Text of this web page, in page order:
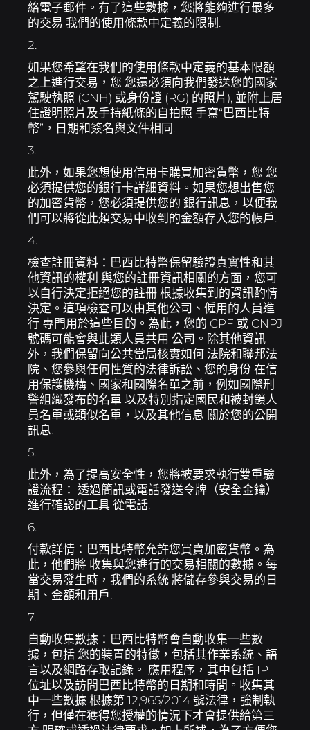
絡電子郵件。有了這些數據，您將能夠進行最多
的交易 我們的使用條款中定義的限制.
2.
如果您希望在我們的使用條款中定義的基本限額
之上進行交易，您 您還必須向我們發送您的國家
駕駛執照 (CNH) 或身份證 (RG) 的照片), 並附上居
住證明照片及手持紙條的自拍照 手寫“巴西比特
幣”，日期和簽名與文件相同.
3.
此外，如果您想使用信用卡購買加密貨幣，您 您
必須提供您的銀行卡詳細資料。如果您想出售您
的加密貨幣，您必須提供您的 銀行訊息，以便我
們可以將從此類交易中收到的金額存入您的帳戶.
4.
檢查註冊資料：巴西比特幣保留驗證真實性和其
他資訊的權利 與您的註冊資訊相關的方面，您可
以自行決定拒絕您的註冊 根據收集到的資訊酌情
決定。這項檢查可以由其他公司、僱用的人員進
行 專門用於這些目的。為此，您的 CPF 或 CNPJ
號碼可能會與此類人員共用 公司。除其他資訊
外，我們保留向公共當局核實如何 法院和聯邦法
院、您參與任何性質的法律訴訟、您的身份 在信
用保護機構、國家和國際名單之前，例如國際刑
警組織發布的名單 以及特別指定國民和被封鎖人
員名單或類似名單，以及其他信息 關於您的公開
訊息.
5.
此外，為了提高安全性，您將被要求執行雙重驗
證流程： 透過簡訊或電話發送令牌（安全金鑰）
進行確認的工具 從電話.
6.
付款詳情：巴西比特幣允許您買賣加密貨幣。為
此，他們將 收集與您進行的交易相關的數據。每
當交易發生時，我們的系統 將儲存參與交易的日
期、金額和用戶.
7.
自動收集數據：巴西比特幣會自動收集一些數
據，包括 您的裝置的特徵，包括其作業系統、語
言以及網路存取記錄。 應用程序，其中包括 IP
位址以及訪問巴西比特幣的日期和時間。收集其
中一些數據 根據第 12,965/2014 號法律，強制執
行，但僅在獲得您授權的情況下才會提供給第三